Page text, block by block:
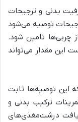
بدنی و ترجیحات
توصیه می‌شود
از چربی‌ها تامین شود.
این مقدار می‌تواند
این توصیه‌ها ثابت
ترکیب بدنی و
درشت‌مغذی‌های